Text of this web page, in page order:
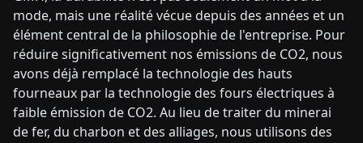
mode, mais une réalité vécue depuis des années et un
élément central de la philosophie de l'entreprise. Pour
réduire significativement nos émissions de CO2, nous
avons déjà remplacé la technologie des hauts
fourneaux par la technologie des fours électriques à
faible émission de CO2. Au lieu de traiter du minerai
de fer, du charbon et des alliages, nous utilisons des